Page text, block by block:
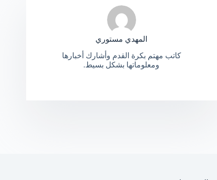
المهدي مستوري
كاتب مهتم بكرة القدم وأشارك أخبارها
ومعلوماتها بشكل بسيط.